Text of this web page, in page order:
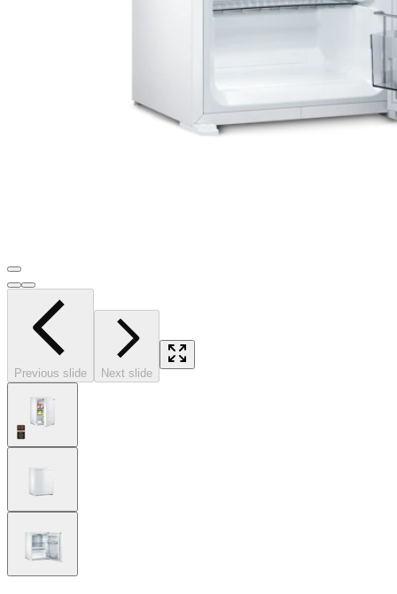
Previous slide Next slide